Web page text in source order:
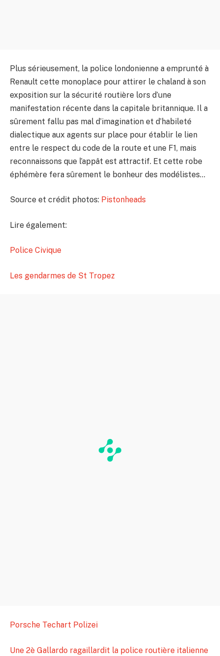
Plus sérieusement, la police londonienne a emprunté à
Renault cette monoplace pour attirer le chaland à son
exposition sur la sécurité routière lors d’une
manifestation récente dans la capitale britannique. Il a
sûrement fallu pas mal d’imagination et d’habileté
dialectique aux agents sur place pour établir le lien
entre le respect du code de la route et une F1, mais
reconnaissons que l’appât est attractif. Et cette robe
éphémère fera sûrement le bonheur des modélistes…
Source et crédit photos: Pistonheads
Lire également:
Police Civique
Les gendarmes de St Tropez
Porsche Techart Polizei
Une 2è Gallardo ragaillardit la police routière italienne